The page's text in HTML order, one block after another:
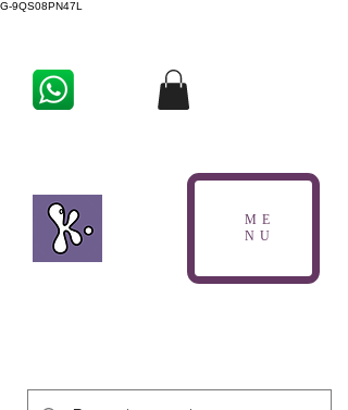
G-9QS08PN47L
ME
NU